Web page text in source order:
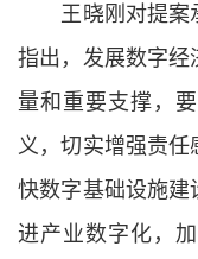
王晓刚对提案
指出，发展数字经
量和重要支撑，
义，切实增强责任
快数字基础设施
进产业数字化，